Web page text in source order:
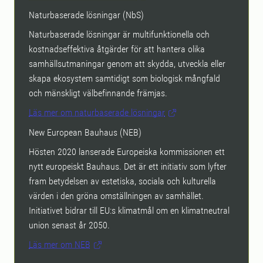
Naturbaserade lösningar (NbS)
Naturbaserade lösningar är multifunktionella och
kostnadseffektiva åtgärder för att hantera olika
samhällsutmaningar genom att skydda, utveckla eller
skapa ekosystem samtidigt som biologisk mångfald
och mänskligt välbefinnande främjas.
Läs mer om naturbaserade lösningar
New European Bauhaus (NEB)
Hösten 2020 lanserade Europeiska kommissionen ett
nytt europeiskt Bauhaus. Det är ett initiativ som lyfter
fram betydelsen av estetiska, sociala och kulturella
värden i den gröna omställningen av samhället.
Initiativet bidrar till EU:s klimatmål om en klimatneutral
union senast år 2050.
Läs mer om NEB